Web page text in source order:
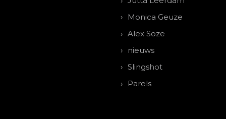
Monica Geuze
Alex Soze
nieuws
Slingshot
Parels